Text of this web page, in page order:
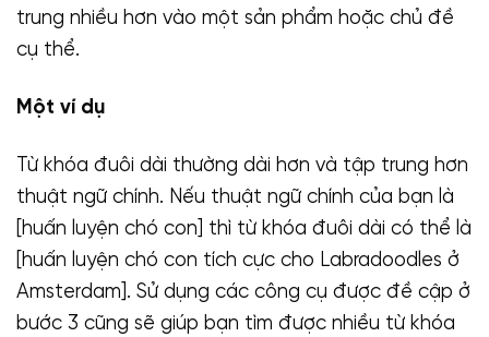
trung nhiều hơn vào một sản phẩm hoặc chủ đề
cụ thể.
Một ví dụ
Từ khóa đuôi dài thường dài hơn và tập trung hơn
thuật ngữ chính. Nếu thuật ngữ chính của bạn là
[huấn luyện chó con] thì từ khóa đuôi dài có thể là
[huấn luyện chó con tích cực cho Labradoodles ở
Amsterdam]. Sử dụng các công cụ được đề cập ở
bước 3 cũng sẽ giúp bạn tìm được nhiều từ khóa